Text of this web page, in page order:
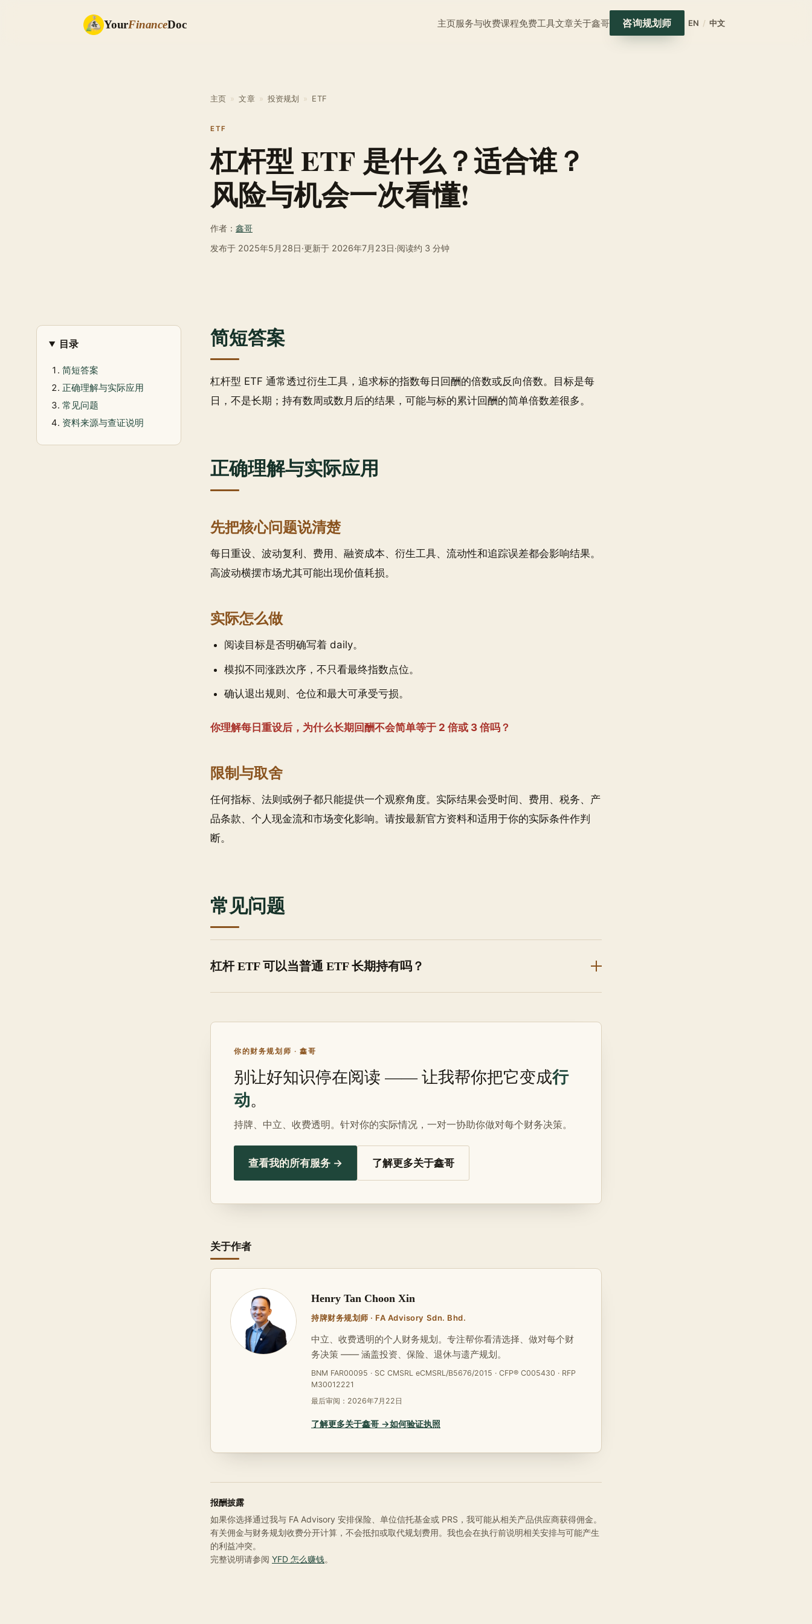
YourFinanceDoc 主页服务与收费课程免费工具文章关于鑫哥 咨询规划师 EN / 中文
主页 » 文章 » 投资规划 » ETF
ETF
杠杆型 ETF 是什么？适合谁？
风险与机会一次看懂!
作者： 鑫哥
发布于 2025年5月28日·更新于 2026年7月23日·阅读约 3 分钟
目录
简短答案
正确理解与实际应用
常见问题
资料来源与查证说明
简短答案
杠杆型 ETF 通常透过衍生工具，追求标的指数每日回酬的倍数或反向倍数。目标是每
日，不是长期；持有数周或数月后的结果，可能与标的累计回酬的简单倍数差很多。
正确理解与实际应用
先把核心问题说清楚
每日重设、波动复利、费用、融资成本、衍生工具、流动性和追踪误差都会影响结果。
高波动横摆市场尤其可能出现价值耗损。
实际怎么做
阅读目标是否明确写着 daily。
模拟不同涨跌次序，不只看最终指数点位。
确认退出规则、仓位和最大可承受亏损。
你理解每日重设后，为什么长期回酬不会简单等于 2 倍或 3 倍吗？
限制与取舍
任何指标、法则或例子都只能提供一个观察角度。实际结果会受时间、费用、税务、产
品条款、个人现金流和市场变化影响。请按最新官方资料和适用于你的实际条件作判
断。
常见问题
杠杆 ETF 可以当普通 ETF 长期持有吗？
你的财务规划师 · 鑫哥
别让好知识停在阅读 —— 让我帮你把它变成行
动。
持牌、中立、收费透明。针对你的实际情况，一对一协助你做对每个财务决策。
查看我的所有服务 → 了解更多关于鑫哥
关于作者
Henry Tan Choon Xin
持牌财务规划师 · FA Advisory Sdn. Bhd.
中立、收费透明的个人财务规划。专注帮你看清选择、做对每个财
务决策 —— 涵盖投资、保险、退休与遗产规划。
BNM FAR00095 · SC CMSRL eCMSRL/B5676/2015 · CFP® C005430 · RFP
M30012221
最后审阅： 2026年7月22日
了解更多关于鑫哥 →如何验证执照
报酬披露
如果你选择通过我与 FA Advisory 安排保险、单位信托基金或 PRS，我可能从相关产品供应商获得佣金。
有关佣金与财务规划收费分开计算，不会抵扣或取代规划费用。我也会在执行前说明相关安排与可能产生
的利益冲突。
完整说明请参阅 YFD 怎么赚钱。